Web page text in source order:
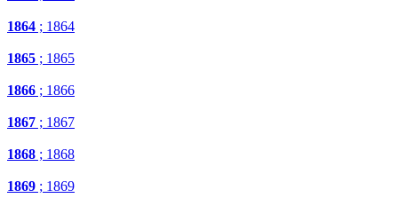
1864 ; 1864
1865 ; 1865
1866 ; 1866
1867 ; 1867
1868 ; 1868
1869 ; 1869